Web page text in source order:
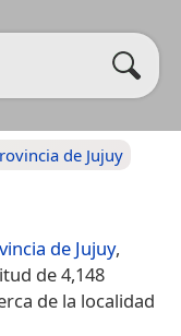
de Jujuy
de Jujuy,
de 4,148
de la localidad